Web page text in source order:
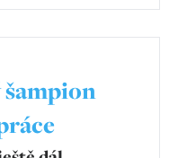
šampion